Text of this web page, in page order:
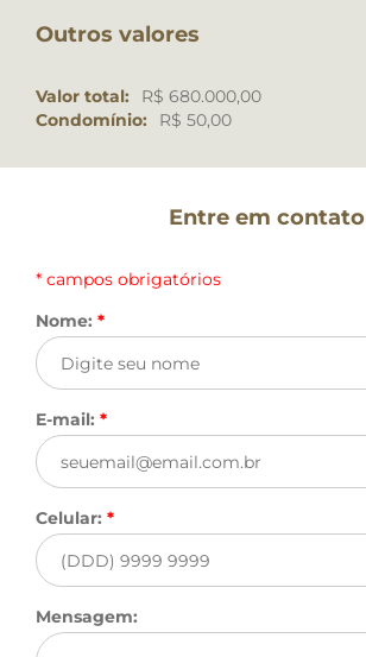
Outros valores
Valor total:
R$ 680.000,00
Condomínio:
R$ 50,00
Entre em contato
* campos obrigatórios
Nome: *
E-mail: *
Celular: *
Mensagem: